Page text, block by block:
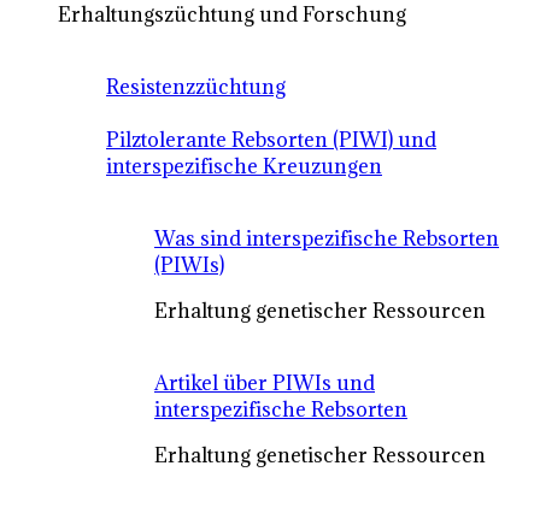
Erhaltungszüchtung und Forschung
Resistenzzüchtung
Pilztolerante Rebsorten (PIWI) und
interspezifische Kreuzungen
Was sind interspezifische Rebsorten
(PIWIs)
Erhaltung genetischer Ressourcen
Artikel über PIWIs und
interspezifische Rebsorten
Erhaltung genetischer Ressourcen